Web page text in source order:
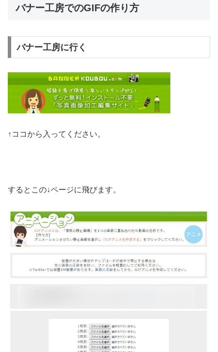
バナー工房でのGIFの作り方
バナー工房に行く
↑ココから入ってください。
するとこの↓ページに飛びます。